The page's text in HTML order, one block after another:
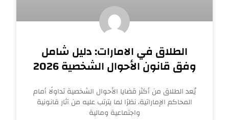
الطلاق في الامارات: دليل شامل
وفق قانون الأحوال الشخصية 2026
يُعد الطلاق من أكثر قضايا الأحوال الشخصية تداولًا أمام
المحاكم الإماراتية، نظرًا لما يترتب عليه من آثار قانونية
واجتماعية ومالية